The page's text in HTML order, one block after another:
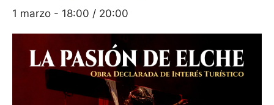
1 marzo - 18:00 / 20:00